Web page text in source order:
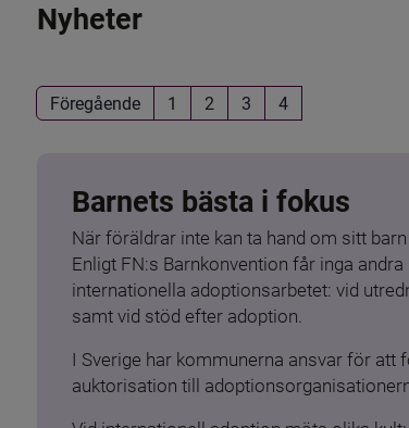
Nyheter
Föregående 1 2 3 4
Barnets bästa i fokus
När föräldrar inte kan ta hand om sitt
Enligt FN:s Barnkonvention får inga
internationella adoptionsarbetet: vid
samt vid stöd efter adoption.
I Sverige har kommunerna ansvar för att
auktorisation till